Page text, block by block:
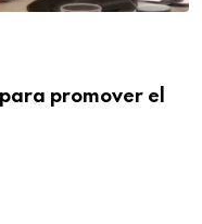
promover el